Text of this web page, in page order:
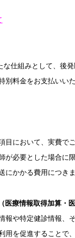
仕組みとして、後
料金をお支払いいた
において、実費で
必要とした場合に
かかる費用につき
療情報取得加算・
報や特定健診情報、
用を促進することで